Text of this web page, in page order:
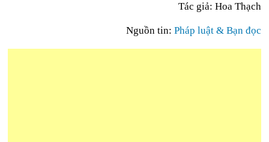
Tác giả: Hoa Thạch
Nguồn tin: Pháp luật & Bạn đọc